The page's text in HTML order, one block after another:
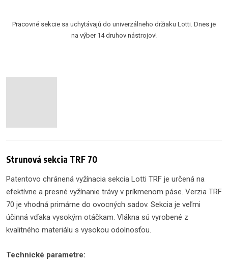
Pracovné sekcie sa uchytávajú do univerzálneho držiaku Lotti. Dnes je
na výber 14 druhov nástrojov!
Strunová sekcia TRF 70
Patentovo chránená vyžínacia sekcia Lotti TRF je určená na
efektívne a presné vyžínanie trávy v príkmenom páse. Verzia TRF
70 je vhodná primárne do ovocných sadov. Sekcia je veľmi
účinná vďaka vysokým otáčkam. Vlákna sú vyrobené z
kvalitného materiálu s vysokou odolnosťou.
Technické parametre: